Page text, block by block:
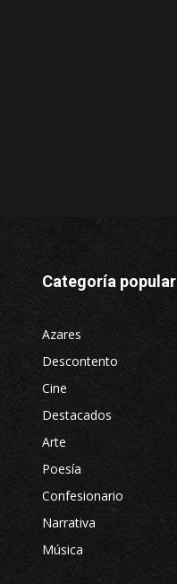
Categoría popular
Azares
Descontento
Cine
Destacados
Arte
Poesía
Confesionario
Narrativa
Música